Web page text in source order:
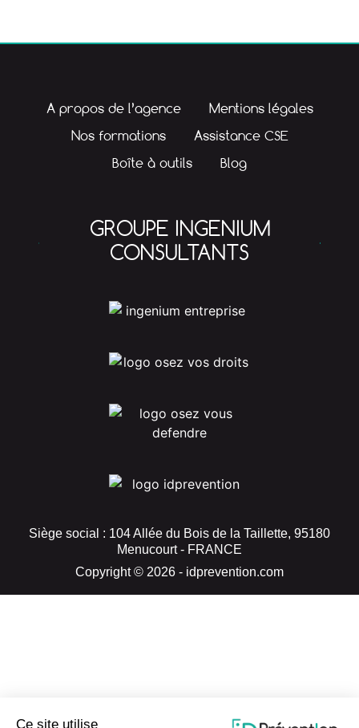
A propos de l’agence
Mentions légales
Nos formations
Assistance CSE
Boîte à outils
Blog
GROUPE INGENIUM
CONSULTANTS
Siège social : 104 Allée du Bois de la Taillette, 95180
Menucourt - FRANCE
Copyright © 2026 - idprevention.com
Ce site utilise